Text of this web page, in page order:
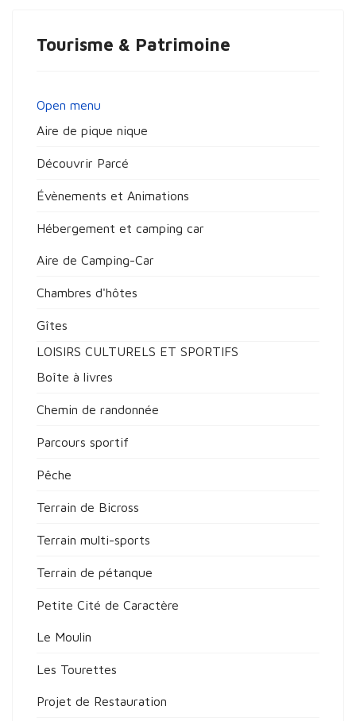
Tourisme & Patrimoine
Open menu
Aire de pique nique
Découvrir Parcé
Évènements et Animations
Hébergement et camping car
Aire de Camping-Car
Chambres d'hôtes
Gîtes
LOISIRS CULTURELS ET SPORTIFS
Boîte à livres
Chemin de randonnée
Parcours sportif
Pêche
Terrain de Bicross
Terrain multi-sports
Terrain de pétanque
Petite Cité de Caractère
Le Moulin
Les Tourettes
Projet de Restauration